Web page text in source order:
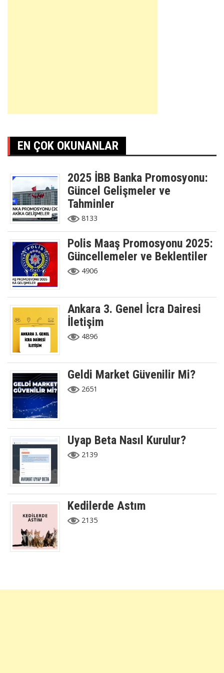
EN ÇOK OKUNANLAR
2025 İBB Banka Promosyonu:
Güncel Gelişmeler ve
Tahminler
8133
Polis Maaş Promosyonu 2025:
Güncellemeler ve Beklentiler
4906
Ankara 3. Genel İcra Dairesi
İletişim
4896
Geldi Market Güvenilir Mi?
2651
Uyap Beta Nasıl Kurulur?
2139
Kedilerde Astım
2135